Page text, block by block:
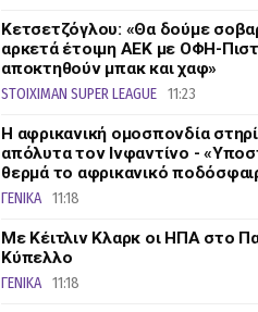
Κετσετζόγλου: «Θα δούμε
αρκετά έτοιμη ΑΕΚ με ΟΦΗ-
αποκτηθούν μπακ και χαφ»
STOIXIMAN SUPER LEAGUE 11:23
Η αφρικανική ομοσπονδία
απόλυτα τον Ινφαντίνο -
θερμά το αφρικανικό
ΓΕΝΙΚΑ 11:18
Με Κέιτλιν Κλαρκ οι ΗΠΑ στο
Κύπελλο
ΓΕΝΙΚΑ 11:18